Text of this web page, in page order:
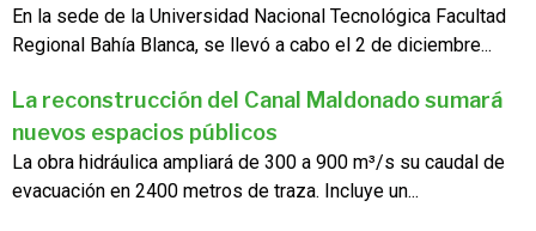
En la sede de la Universidad Nacional Tecnológica Facultad
Regional Bahía Blanca, se llevó a cabo el 2 de diciembre...
La reconstrucción del Canal Maldonado sumará
nuevos espacios públicos
La obra hidráulica ampliará de 300 a 900 m³/s su caudal de
evacuación en 2400 metros de traza. Incluye un...